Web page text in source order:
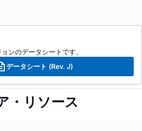
ンのデータシートです。
データシート (Rev. J)
・リソース